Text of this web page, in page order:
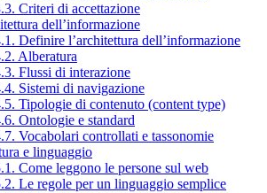
Criteri di accettazione
dell’informazione
Definire l’architettura dell’informazione
Alberatura
Flussi di interazione
Sistemi di navigazione
Tipologie di contenuto (content type)
Ontologie e standard
Vocabolari controllati e tassonomie
e linguaggio
Come leggono le persone sul web
Le regole per un linguaggio semplice